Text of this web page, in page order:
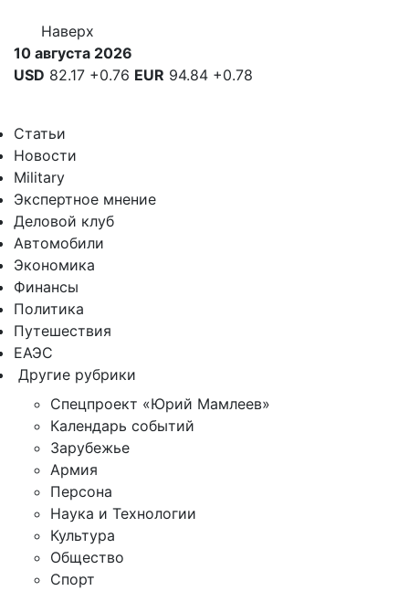
Наверх
10 августа 2026
USD 82.17 +0.76 EUR 94.84 +0.78
Статьи
Новости
Military
Экспертное мнение
Деловой клуб
Автомобили
Экономика
Финансы
Политика
Путешествия
ЕАЭС
Другие рубрики
Спецпроект «Юрий Мамлеев»
Календарь событий
Зарубежье
Армия
Персона
Наука и Технологии
Культура
Общество
Спорт